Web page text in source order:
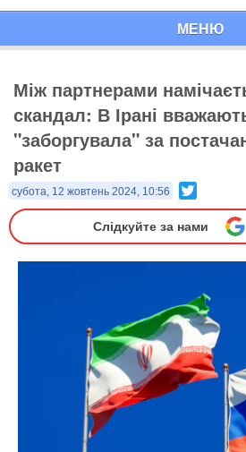
МЕНЮ
Між партнерами
скандал: В Ірані
"заборгувала" за
ракет
субота, 12 жовтень 2024, 10:56
Слідкуйте за нами